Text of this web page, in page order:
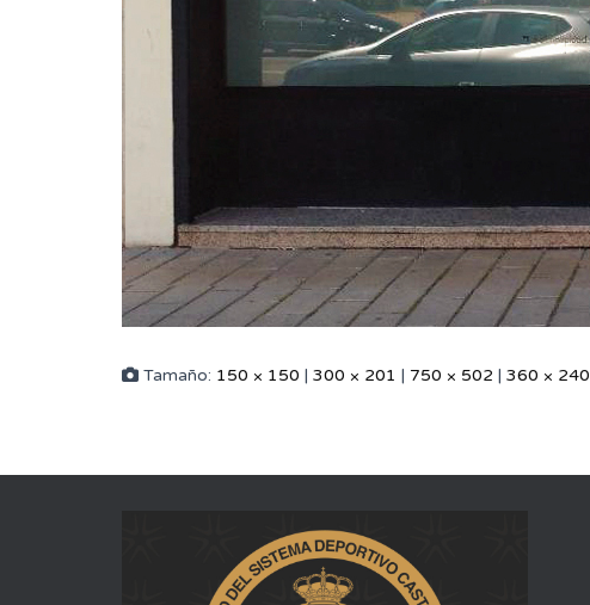
Tamaño: 150 × 150 | 300 × 201 | 750 × 502 | 360 × 240